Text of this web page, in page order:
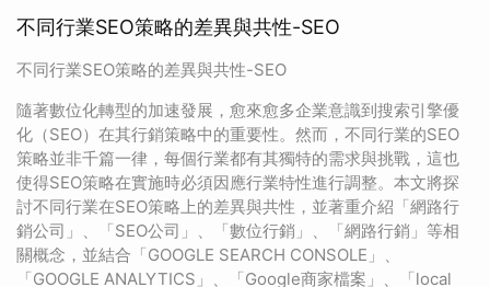
不同行業SEO策略的差異與共性-SEO
不同行業SEO策略的差異與共性-SEO
隨著數位化轉型的加速發展，愈來愈多企業意識到搜索引擎優
化（SEO）在其行銷策略中的重要性。然而，不同行業的SEO
策略並非千篇一律，每個行業都有其獨特的需求與挑戰，這也
使得SEO策略在實施時必須因應行業特性進行調整。本文將探
討不同行業在SEO策略上的差異與共性，並著重介紹「網路行
銷公司」、「SEO公司」、「數位行銷」、「網路行銷」等相
關概念，並結合「GOOGLE SEARCH CONSOLE」、
「GOOGLE ANALYTICS」、「Google商家檔案」、「local